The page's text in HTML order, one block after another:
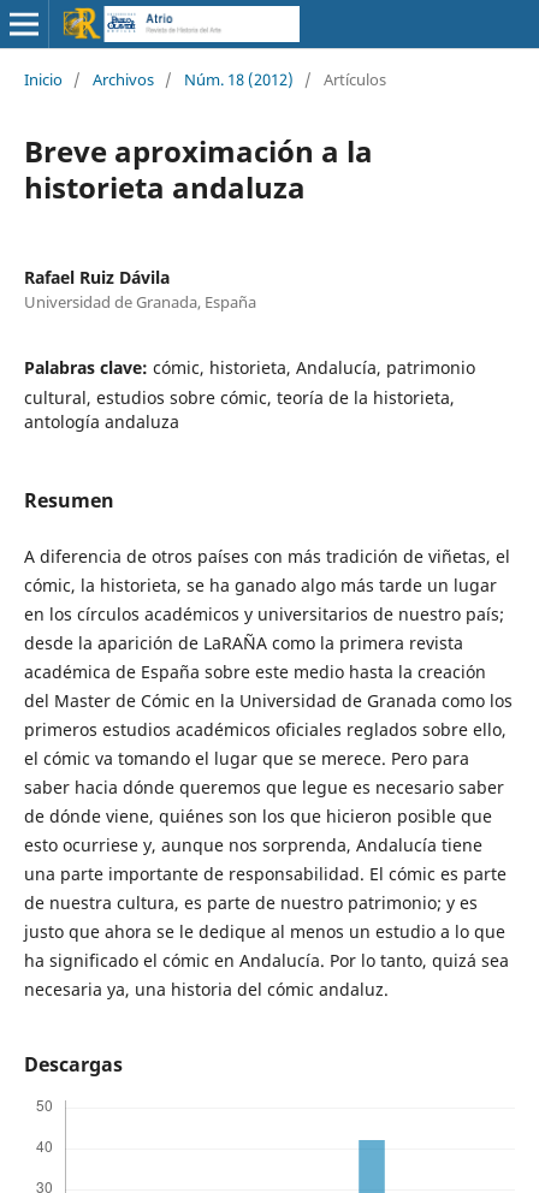
Inicio / Archivos / Núm. 18 (2012) / Artículos
Breve aproximación a la
historieta andaluza
Rafael Ruiz Dávila
Universidad de Granada, España
Palabras clave: cómic, historieta, Andalucía, patrimonio
cultural, estudios sobre cómic, teoría de la historieta,
antología andaluza
Resumen
A diferencia de otros países con más tradición de viñetas, el
cómic, la historieta, se ha ganado algo más tarde un lugar
en los círculos académicos y universitarios de nuestro país;
desde la aparición de LaRAÑA como la primera revista
académica de España sobre este medio hasta la creación
del Master de Cómic en la Universidad de Granada como los
primeros estudios académicos oficiales reglados sobre ello,
el cómic va tomando el lugar que se merece. Pero para
saber hacia dónde queremos que legue es necesario saber
de dónde viene, quiénes son los que hicieron posible que
esto ocurriese y, aunque nos sorprenda, Andalucía tiene
una parte importante de responsabilidad. El cómic es parte
de nuestra cultura, es parte de nuestro patrimonio; y es
justo que ahora se le dedique al menos un estudio a lo que
ha significado el cómic en Andalucía. Por lo tanto, quizá sea
necesaria ya, una historia del cómic andaluz.
Descargas